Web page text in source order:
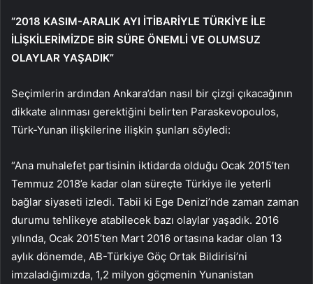
“2018 KASIM-ARALIK AYI İTİBARİYLE TÜRKİYE İLE
İLİŞKİLERİMİZDE BİR SÜRE ÖNEMLİ VE OLUMSUZ
OLAYLAR YAŞADIK”
Seçimlerin ardından Ankara’dan nasıl bir çizgi çıkacağının
dikkate alınması gerektiğini belirten Paraskevopoulos,
Türk-Yunan ilişkilerine ilişkin şunları söyledi:
“Ana muhalefet partisinin iktidarda olduğu Ocak 2015’ten
Temmuz 2018’e kadar olan süreçte Türkiye ile yeterli
bağlar siyaseti izledi. Tabii ki Ege Denizi’nde zaman zaman
durumu tehlikeye atabilecek bazı olaylar yaşadık. 2016
yılında, Ocak 2015’ten Mart 2016 ortasına kadar olan 13
aylık dönemde, AB-Türkiye Göç Ortak Bildirisi’ni
imzaladığımızda, 1,2 milyon göçmenin Yunanistan